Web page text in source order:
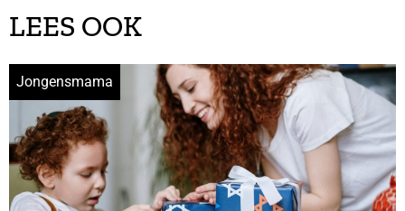
LEES OOK
Jongensmama